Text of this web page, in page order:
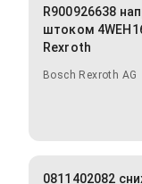
R900926638
штоком
Rexroth
Bosch Rexroth AG
0811402082